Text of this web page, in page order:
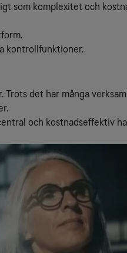
som komplexitet och
kontrollfunktioner.
det har många
och kostnadseffektiv